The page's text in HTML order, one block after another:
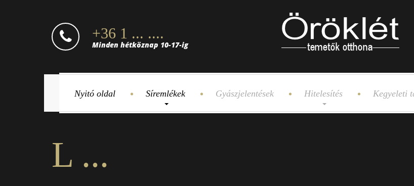
+36 1 ... ....
Minden hétköznap 10-17-ig
Nyitó oldal Síremlékek Gyászjelentések Hitelesítés Kegyeleti
L ...